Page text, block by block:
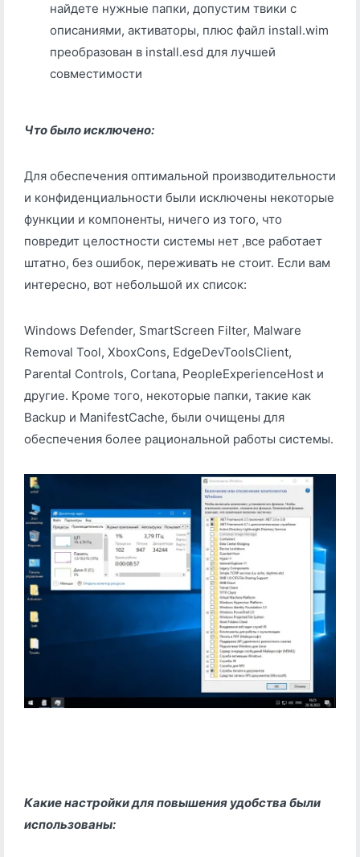
найдете нужные папки, допустим твики с
описаниями, активаторы, плюс файл install.wim
преобразован в install.esd для лучшей
совместимости
Что было исключено:
Для обеспечения оптимальной производительности
и конфиденциальности были исключены некоторые
функции и компоненты, ничего из того, что
повредит целостности системы нет ,все работает
штатно, без ошибок, переживать не стоит. Если вам
интересно, вот небольшой их список:
Windows Defender, SmartScreen Filter, Malware
Removal Tool, XboxCons, EdgeDevToolsClient,
Parental Controls, Cortana, PeopleExperienceHost и
другие. Кроме того, некоторые папки, такие как
Backup и ManifestCache, были очищены для
обеспечения более рациональной работы системы.
Какие настройки для повышения удобства были
использованы: